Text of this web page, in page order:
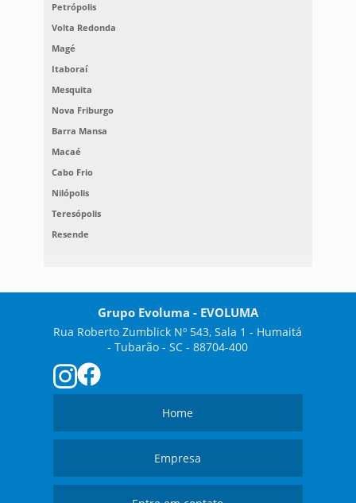
Petrópolis
Volta Redonda
Magé
Itaboraí
Mesquita
Nova Friburgo
Barra Mansa
Macaé
Cabo Frio
Nilópolis
Teresópolis
Resende
Grupo Evoluma - EVOLUMA
Rua Roberto Zumblick Nº 543, Sala 1 - Humaitá
- Tubarão - SC - 88704-400
Home
Empresa